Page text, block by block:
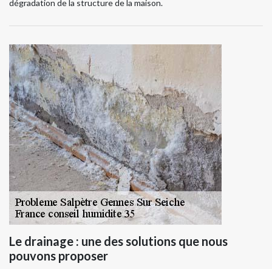
dégradation de la structure de la maison.
Le drainage : une des solutions que nous
pouvons proposer